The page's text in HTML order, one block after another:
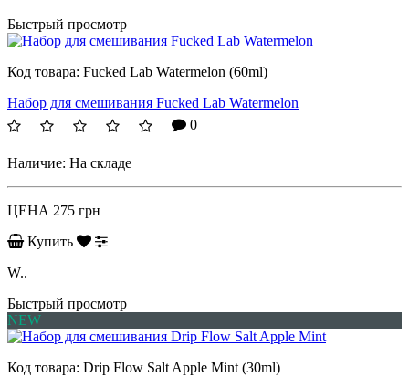
Быстрый просмотр
Код товара: Fucked Lab Watermelon (60ml)
Набор для смешивания Fucked Lab Watermelon
0
Наличие: На складе
ЦЕНА 275 грн
Купить
W..
Быстрый просмотр
NEW
Код товара: Drip Flow Salt Apple Mint (30ml)